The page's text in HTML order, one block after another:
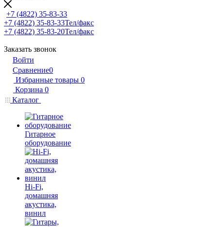
+7 (4822) 35-83-33
+7 (4822) 35-83-33Тел/факс
+7 (4822) 35-83-20Тел/факс
Заказать звонок
Войти
Сравнение0
Избранные товары 0
Корзина 0
Каталог
Гитарное
оборудование
Hi-Fi,
домашняя
акустика,
винил